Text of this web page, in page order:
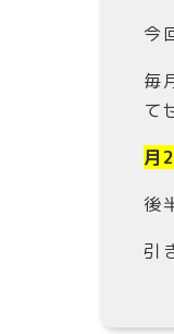
今
毎
て
月
後
引